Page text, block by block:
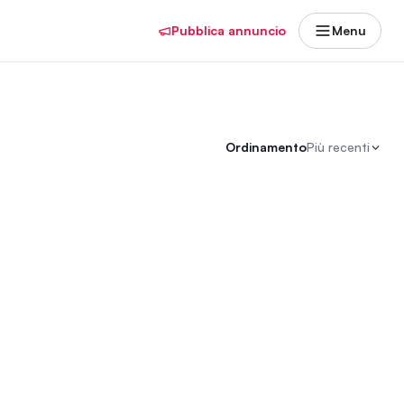
Pubblica annuncio Menu
OrdinamentoPiù recenti